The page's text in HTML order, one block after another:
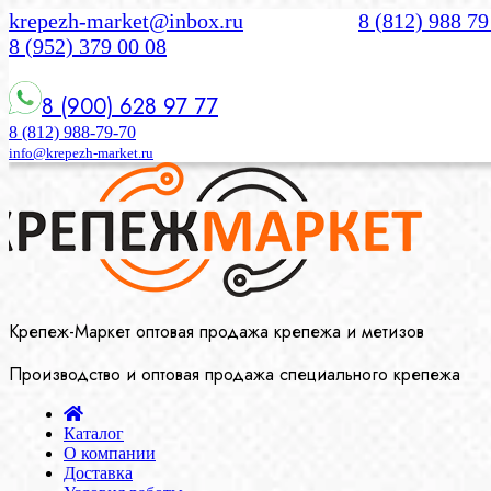
krepezh-market@inbox.ru
8 (812) 988
8 (952) 379 00 08
8 (900) 628 97 77
8 (812) 988-79-70
info@krepezh-market.ru
Крепеж-Маркет оптовая продажа крепежа и метизов
Производство и оптовая продажа специального крепежа
Каталог
О компании
Доставка